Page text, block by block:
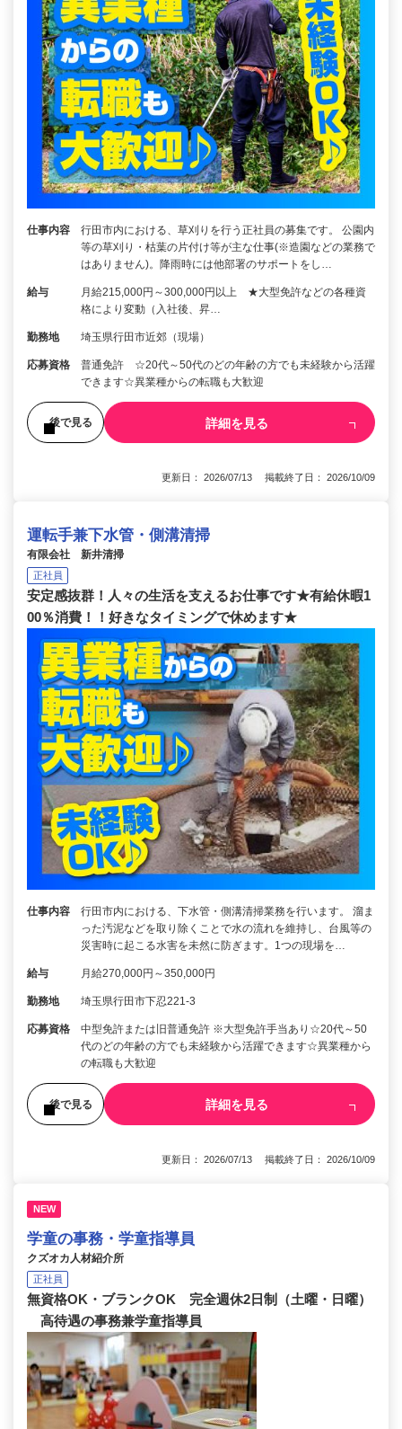
仕事内容
行田市内における、草刈りを行う正社員の募集です。 公園内
等の草刈り・枯葉の片付け等が主な仕事(※造園などの業務で
はありません)。降雨時には他部署のサポートをし…
給与
月給215,000円～300,000円以上 ★大型免許などの各種資
格により変動（入社後、昇…
勤務地 埼玉県行田市近郊（現場）
応募資格
普通免許 ☆20代～50代のどの年齢の方でも未経験から活躍
できます☆異業種からの転職も大歓迎
後で見る 詳細を見る
更新日： 2026/07/13 掲載終了日： 2026/10/09
運転手兼下水管・側溝清掃
有限会社 新井清掃
正社員
安定感抜群！人々の生活を支えるお仕事です★有給休暇1
00％消費！！好きなタイミングで休めます★
仕事内容
行田市内における、下水管・側溝清掃業務を行います。 溜ま
った汚泥などを取り除くことで水の流れを維持し、台風等の
災害時に起こる水害を未然に防ぎます。1つの現場を…
給与 月給270,000円～350,000円
勤務地 埼玉県行田市下忍221-3
応募資格
中型免許または旧普通免許 ※大型免許手当あり☆20代～50
代のどの年齢の方でも未経験から活躍できます☆異業種から
の転職も大歓迎
後で見る 詳細を見る
更新日： 2026/07/13 掲載終了日： 2026/10/09
NEW
学童の事務・学童指導員
クズオカ人材紹介所
正社員
無資格OK・ブランクOK 完全週休2日制（土曜・日曜）
高待遇の事務兼学童指導員